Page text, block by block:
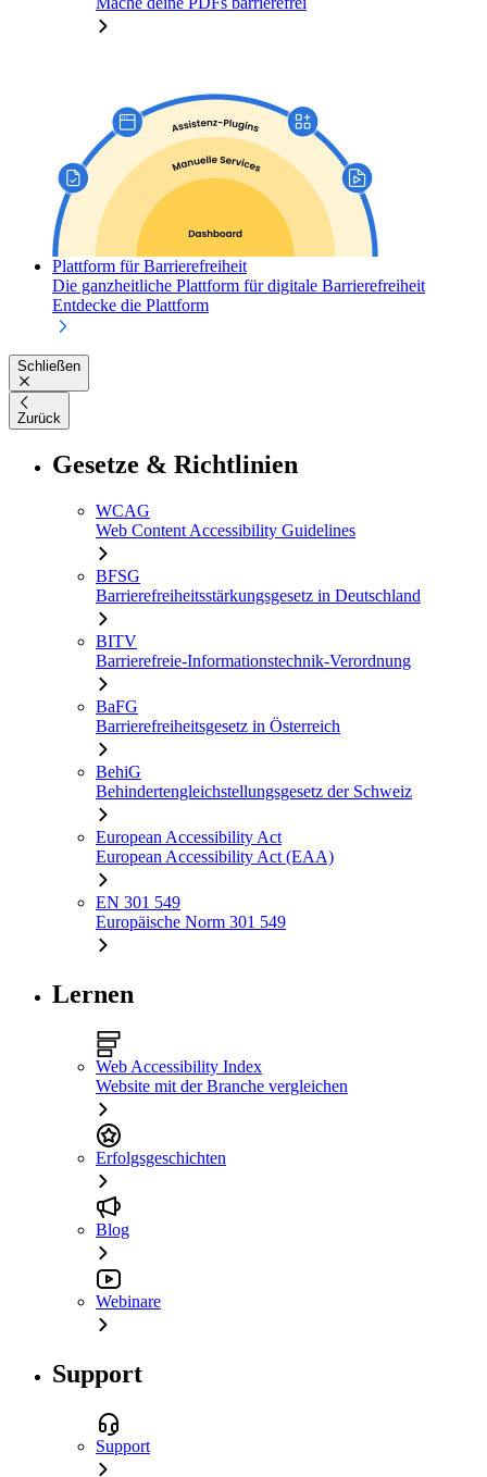
Plattform für Barrierefreiheit
Die ganzheitliche Plattform für digitale Barrierefreiheit
Entdecke die Plattform
Schließen
Zurück
Gesetze & Richtlinien
WCAG
Web Content Accessibility Guidelines
BFSG
Barrierefreiheitsstärkungsgesetz in Deutschland
BITV
Barrierefreie-Informationstechnik-Verordnung
BaFG
Barrierefreiheitsgesetz in Österreich
BehiG
Behindertengleichstellungsgesetz der Schweiz
European Accessibility Act
European Accessibility Act (EAA)
EN 301 549
Europäische Norm 301 549
Lernen
Web Accessibility Index
Website mit der Branche vergleichen
Erfolgsgeschichten
Blog
Webinare
Support
Support